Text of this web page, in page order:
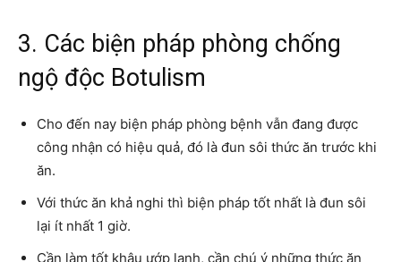
3. Các biện pháp phòng chống
ngộ độc Botulism
Cho đến nay biện pháp phòng bệnh vẫn đang được
công nhận có hiệu quả, đó là đun sôi thức ăn trước khi
ăn.
Với thức ăn khả nghi thì biện pháp tốt nhất là đun sôi
lại ít nhất 1 giờ.
Cần làm tốt khâu ướp lạnh, cần chú ý những thức ăn